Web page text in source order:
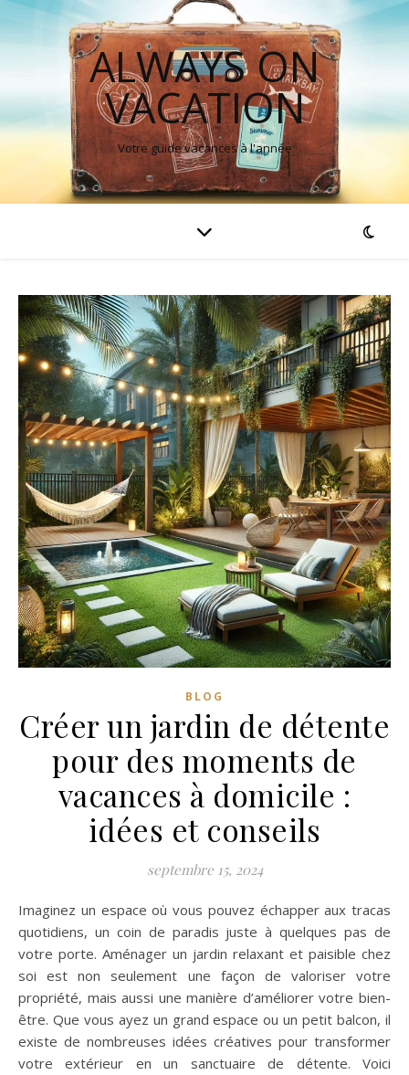
ALWAYS ON
VACATION
Votre guide vacances à l'année
BLOG
Créer un jardin de détente
pour des moments de
vacances à domicile :
idées et conseils
septembre 15, 2024
Imaginez un espace où vous pouvez échapper aux tracas
quotidiens, un coin de paradis juste à quelques pas de
votre porte. Aménager un jardin relaxant et paisible chez
soi est non seulement une façon de valoriser votre
propriété, mais aussi une manière d’améliorer votre bien-
être. Que vous ayez un grand espace ou un petit balcon, il
existe de nombreuses idées créatives pour transformer
votre extérieur en un sanctuaire de détente. Voici